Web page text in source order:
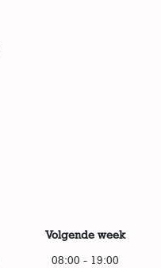
Volgende week
08:00 - 19:00